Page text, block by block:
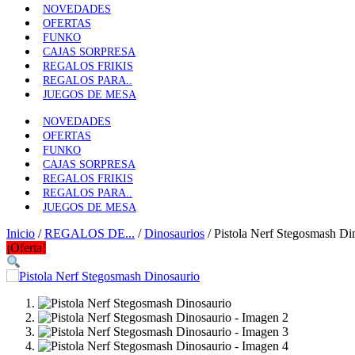
NOVEDADES
OFERTAS
FUNKO
CAJAS SORPRESA
REGALOS FRIKIS
REGALOS PARA..
JUEGOS DE MESA
NOVEDADES
OFERTAS
FUNKO
CAJAS SORPRESA
REGALOS FRIKIS
REGALOS PARA..
JUEGOS DE MESA
Inicio /REGALOS DE... /Dinosaurios / Pistola Nerf Stegosmash
¡Oferta!